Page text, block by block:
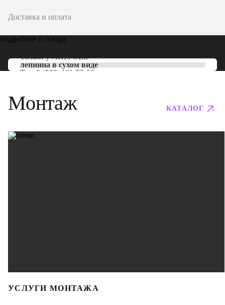
Доставка и оплата
подробнее о товаре
Только уARTPOLE
лепнина в сухом виде
Тел: 8 (800) 101-53-00
Монтаж КАТАЛОГ
УСЛУГИ МОНТАЖА